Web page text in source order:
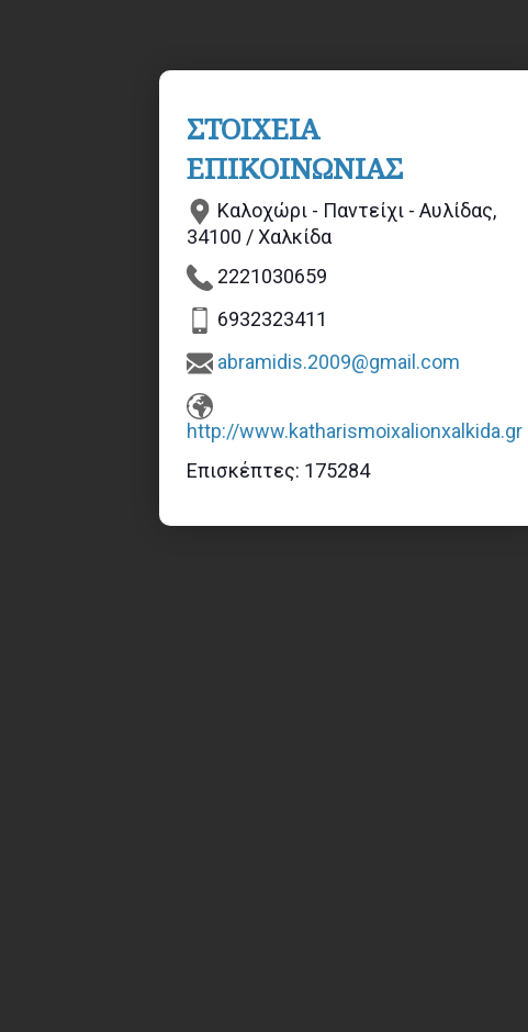
ΣΤΟΙΧΕΙΑ
ΕΠΙΚΟΙΝΩΝΙΑΣ
Καλοχώρι - Παντείχι - Αυλίδας,
34100 / Χαλκίδα
2221030659
6932323411
abramidis.2009@gmail.com
http://www.katharismoixalionxalkida.gr
Επισκέπτες: 175284